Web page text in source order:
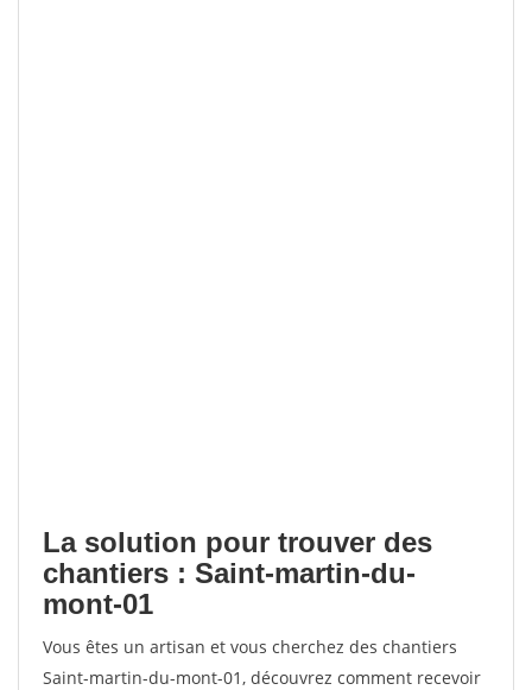
La solution pour trouver des
chantiers : Saint-martin-du-
mont-01
Vous êtes un artisan et vous cherchez des chantiers
Saint-martin-du-mont-01, découvrez comment recevoir